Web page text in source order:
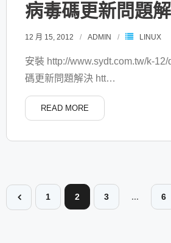
病毒碼更新問題
12 月 15, 2012 ADMIN LINUX
安裝 http://www.sydt.com.tw/k-
碼更新問題解決 htt…
READ MORE
1 2 3 ... 6